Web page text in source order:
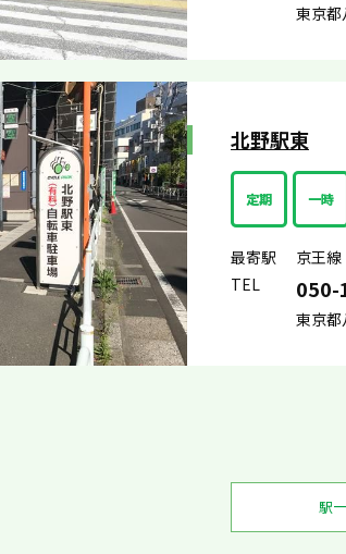
東京都
北野駅東
定期 一時
最寄駅
京王
TEL
050-
東京都
駅